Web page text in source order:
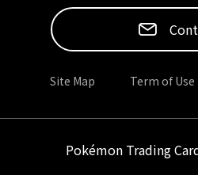
Site Map Term of Use
Pokémon Trading